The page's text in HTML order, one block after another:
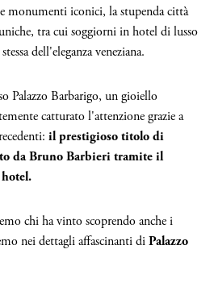
monumenti iconici, la stupenda città
tra cui soggiorni in hotel di lusso
dell'eleganza veneziana.
Palazzo Barbarigo, un gioiello
catturato l'attenzione grazie a
il prestigioso titolo di
da Bruno Barbieri tramite il
chi ha vinto scoprendo anche i
nei dettagli affascinanti diPalazzo